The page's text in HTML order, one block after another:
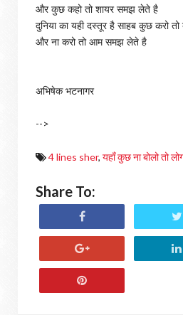
और कुछ कहो तो शायर समझ लेते है
दुनिया का यही दस्तूर है साहब कुछ करो तो
और ना करो तो आम समझ लेते है
अभिषेक भटनागर
-->
4 lines sher, यहाँ कुछ ना बोलो तो
Share To: